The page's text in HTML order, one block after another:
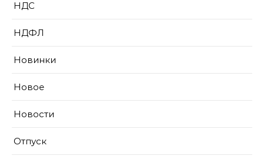
НДС
НДФЛ
Новинки
Новое
Новости
Отпуск